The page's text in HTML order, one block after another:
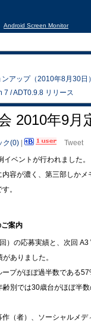
Android Screen Monitor
アップ（2010年8月30日
/ ADT0.9.8 リリース
2010年9月
ク(0)
Tweet
ベントが行われました。
容が濃く、第三部しか
。
案内
）の応募実績と、次回
ありました。
プがほぼ過半数である
別では30歳台がほぼ半
（者）、ソーシャルメデ